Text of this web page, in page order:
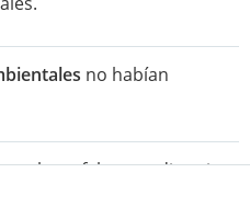
no habían
no hace falta estudiar ni